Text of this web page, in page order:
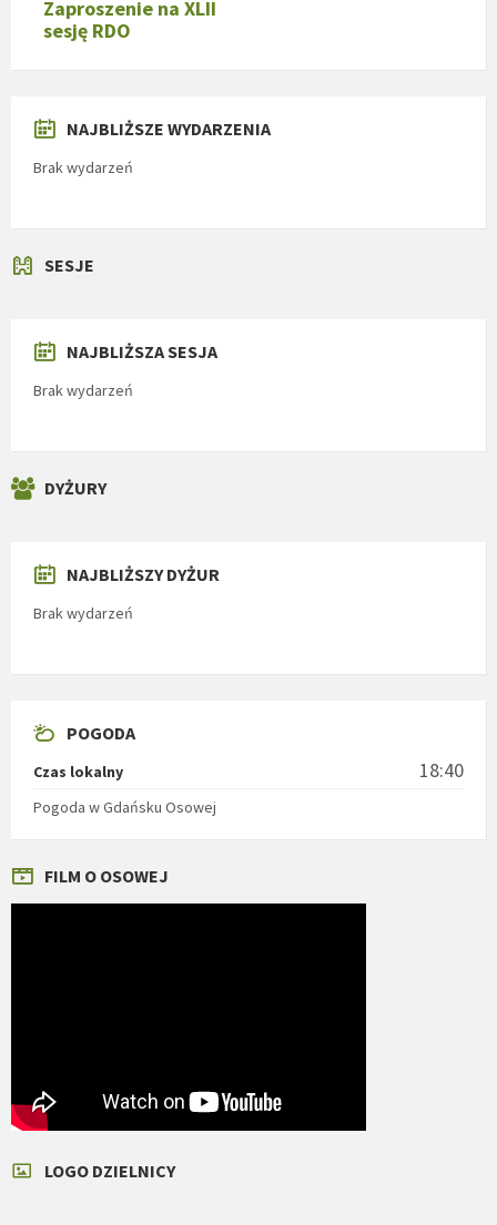
Zaproszenie na XLII
sesję RDO
NAJBLIŻSZE WYDARZENIA
Brak wydarzeń
SESJE
NAJBLIŻSZA SESJA
Brak wydarzeń
DYŻURY
NAJBLIŻSZY DYŻUR
Brak wydarzeń
POGODA
Czas lokalny 18:40
Pogoda w Gdańsku Osowej
FILM O OSOWEJ
LOGO DZIELNICY